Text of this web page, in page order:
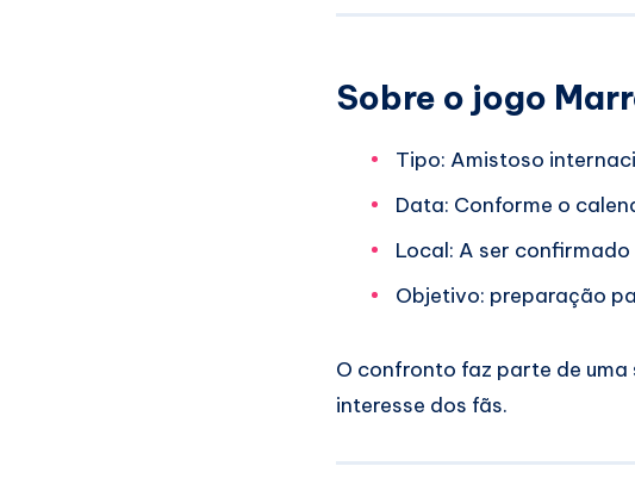
Sobre o jogo
Tipo: Amistoso
Data: Conforme o
Local: A ser confirmado
Objetivo: preparação
O confronto faz parte de
interesse dos fãs.